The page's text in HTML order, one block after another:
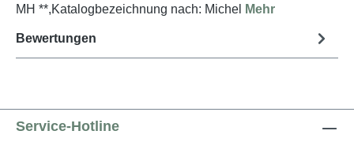
MH **,Katalogbezeichnung nach: Michel
Mehr
Bewertungen
Service-Hotline